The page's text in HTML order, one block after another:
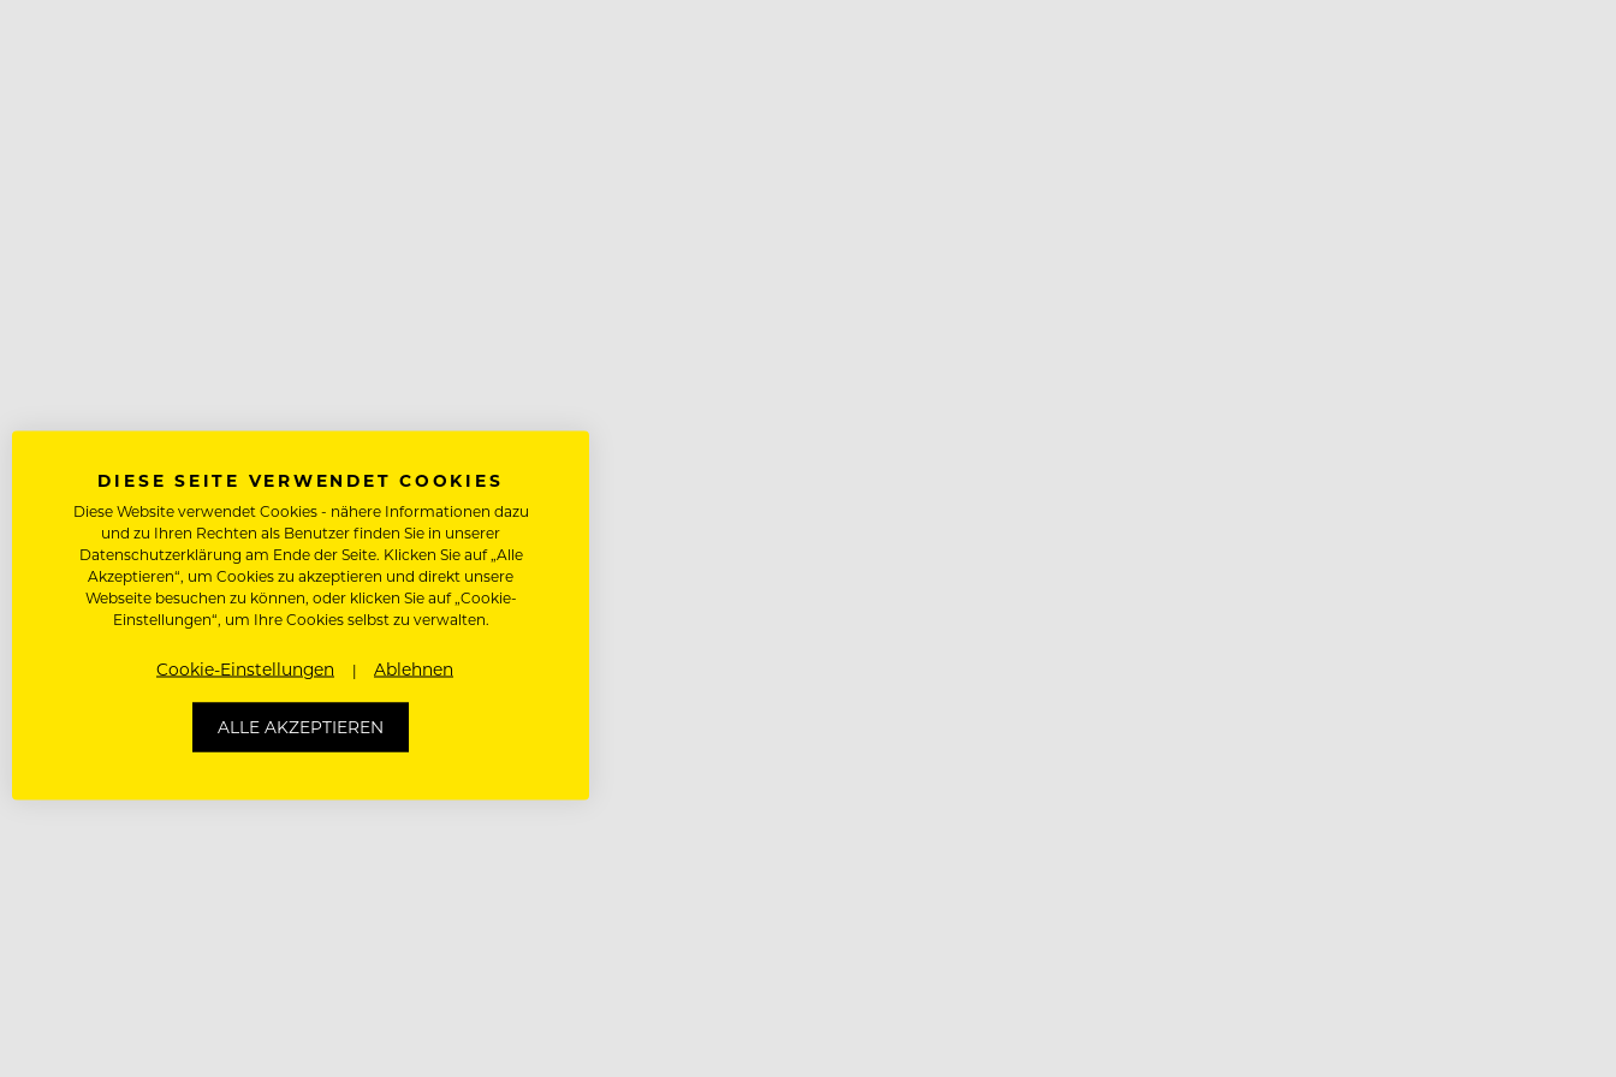
DIESE SEITE VERWENDET COOKIES
Diese Website verwendet Cookies - nähere Informationen dazu
und zu Ihren Rechten als Benutzer finden Sie in unserer
Datenschutzerklärung am Ende der Seite. Klicken Sie auf „Alle
Akzeptieren“, um Cookies zu akzeptieren und direkt unsere
Webseite besuchen zu können, oder klicken Sie auf „Cookie-
Einstellungen“, um Ihre Cookies selbst zu verwalten.
Cookie-Einstellungen Ablehnen
ALLE AKZEPTIEREN